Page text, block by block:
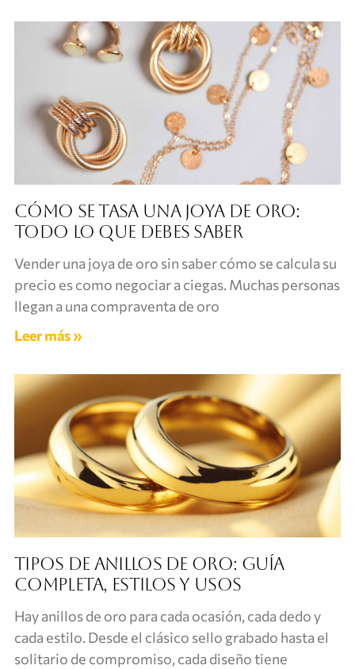
Cómo se tasa una joya de oro:
todo lo que debes saber
Vender una joya de oro sin saber cómo se calcula su
precio es como negociar a ciegas. Muchas personas
llegan a una compraventa de oro
Leer más »
Tipos de anillos de oro: guía
completa, estilos y usos
Hay anillos de oro para cada ocasión, cada dedo y
cada estilo. Desde el clásico sello grabado hasta el
solitario de compromiso, cada diseño tiene